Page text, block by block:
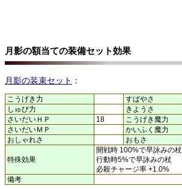
月影の額当ての装備セット効果
月影の装束セット ：
こうげき力
すばやさ
しゅび力
きようさ
さいだいＨＰ
18
こうげき魔力
さいだいＭＰ
かいふく魔力
おしゃれさ
おもさ
特殊効果
開戦時 100%で早詠みの杖
行動時5%で早詠みの杖
必殺チャージ率 +1.0%
備考